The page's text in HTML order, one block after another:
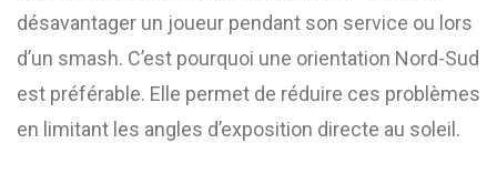
désavantager un joueur pendant son service ou lors
d’un smash. C’est pourquoi une orientation Nord-Sud
est préférable. Elle permet de réduire ces problèmes
en limitant les angles d’exposition directe au soleil.